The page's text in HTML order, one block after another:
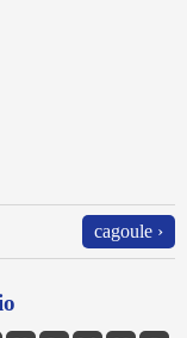
cagoule ›